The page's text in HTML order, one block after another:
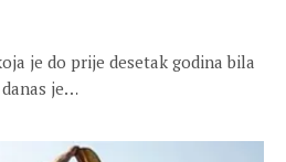
je do prije desetak godina bila
je…